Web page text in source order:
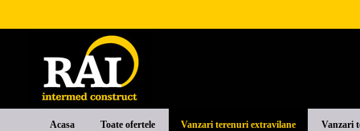
Acasa Toate ofertele Vanzari terenuri extravilane Vanzari